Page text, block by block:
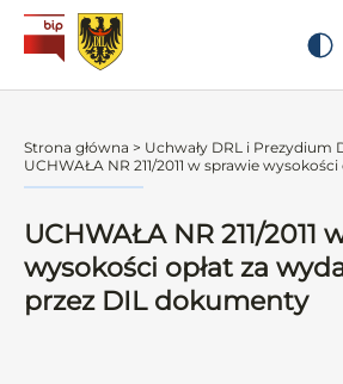
Strona główna > Uchwały DRL i Prezydium
UCHWAŁA NR 211/2011 w sprawie wysokości
UCHWAŁA NR 211/2011
wysokości opłat za
przez DIL dokumenty